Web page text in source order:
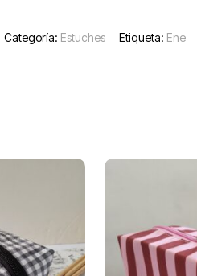
Categoría: Estuches Etiqueta: Ene